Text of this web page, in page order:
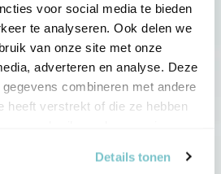
voor social media te bieden
te analyseren. Ook delen we
van onze site met onze
adverteren en analyse. Deze
combineren met andere
heeft verstrekt of die ze hebben
Details tonen